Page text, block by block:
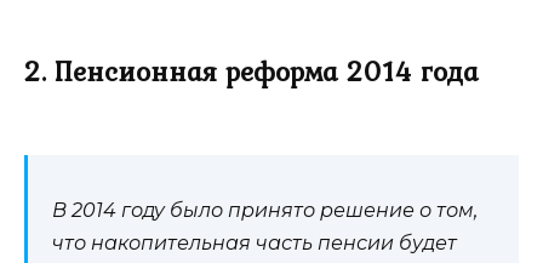
2. Пенсионная реформа 2014 года
В 2014 году было принято решение о том,
что накопительная часть пенсии будет